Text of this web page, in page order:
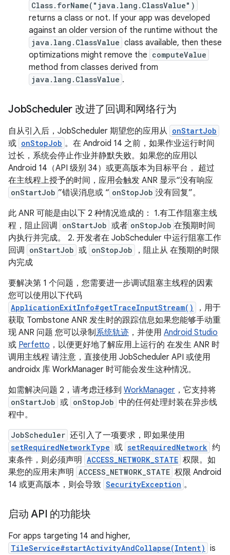
Class.forName("java.lang.ClassValue")
returns a class or not. If your app was developed
against an older version of the runtime without the
java.lang.ClassValue class available, then these
optimizations might remove the computeValue
method from classes derived from
java.lang.ClassValue .
JobScheduler 改进了回调和网络行为
自从引入后，JobScheduler 期望您的应用从 onStartJob
或 onStopJob 。在 Android 14 之前，如果作业运行时间
过长，系统会停止作业并静默失败。如果您的应用以
Android 14（API 级别 34）或更高版本为目标平台， 超过
在主线程上授予的时间，应用会触发 ANR 显示“没有响应
onStartJob ”错误消息或 “ onStopJob 没有回复”。
此 ANR 可能是由以下 2 种情况造成的： 1.有工作阻塞主线
程，阻止回调 onStartJob 或者 onStopJob 在预期时间
内执行并完成。 2. 开发者在 JobScheduler 中运行阻塞工作
回调 onStartJob 或 onStopJob
，阻止从 在预期的时限
内完成
要解决第 1 个问题，您需要进一步调试阻塞主线程的因素
您可以使用以下代码
ApplicationExitInfo#getTraceInputStream()
，用于
获取 Tombstone ANR 发生时的跟踪信息如果您能够手动重
现 ANR 问题 您可以录制系统轨迹 ，并使用 Android Studio
或 Perfetto ，以便更好地了解应用上运行的 在发生 ANR 时
调用主线程 请注意，直接使用 JobScheduler API 或使用
androidx 库 WorkManager 时可能会发生这种情况。
如需解决问题 2，请考虑迁移到 WorkManager ，它支持将
onStartJob 或 onStopJob 中的任何处理封装在异步线
程中。
JobScheduler 还引入了一项要求，即如果使用
setRequiredNetworkType 或 setRequiredNetwork 约
束条件，则必须声明 ACCESS_NETWORK_STATE 权限。如
果您的应用未声明 ACCESS_NETWORK_STATE 权限 Android
14 或更高版本，则会导致 SecurityException 。
启动 API 的功能块
For apps targeting 14 and higher,
TileService#startActivityAndCollapse(Intent) is